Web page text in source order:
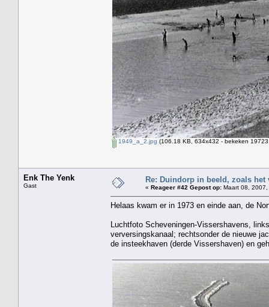
1949_a_2.jpg (106.18 KB, 634x432 - bekeken 19723
Enk The Yenk
Gast
Re: Duindorp in beeld, zoals het
« Reageer #42 Gepost op: Maart 08,
Helaas kwam er in 1973 en einde aan, de
Luchtfoto Scheveningen-Vissershavens,
verversingskanaal; rechtsonder de nieuwe
de insteekhaven (derde Vissershaven) en